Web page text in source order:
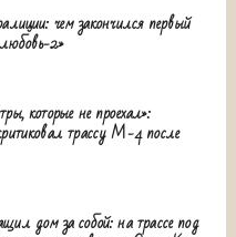
чем закончился первый
2»
которые не проехал»:
трассу М-4 после
дом за собой: на трассе под